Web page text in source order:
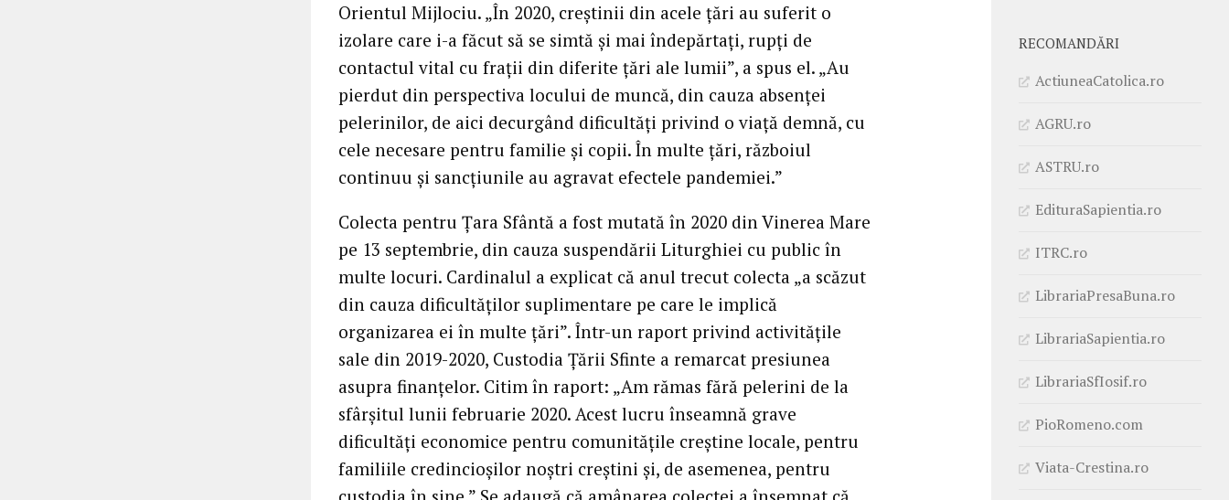
Orientul Mijlociu. „În 2020, creștinii din acele țări au suferit o
izolare care i-a făcut să se simtă și mai îndepărtați, rupți de
contactul vital cu frații din diferite țări ale lumii”, a spus el. „Au
pierdut din perspectiva locului de muncă, din cauza absenței
pelerinilor, de aici decurgând dificultăți privind o viață demnă, cu
cele necesare pentru familie și copii. În multe țări, războiul
continuu și sancțiunile au agravat efectele pandemiei.”
Colecta pentru Țara Sfântă a fost mutată în 2020 din Vinerea Mare
pe 13 septembrie, din cauza suspendării Liturghiei cu public în
multe locuri. Cardinalul a explicat că anul trecut colecta „a scăzut
din cauza dificultăților suplimentare pe care le implică
organizarea ei în multe țări”. Într-un raport privind activitățile
sale din 2019-2020, Custodia Țării Sfinte a remarcat presiunea
asupra finanțelor. Citim în raport: „Am rămas fără pelerini de la
sfârșitul lunii februarie 2020. Acest lucru înseamnă grave
dificultăți economice pentru comunitățile creștine locale, pentru
familiile credincioșilor noștri creștini și, de asemenea, pentru
RECOMANDĂRI
ActiuneaCatolica.ro
AGRU.ro
ASTRU.ro
EdituraSapientia.ro
ITRC.ro
LibrariaPresaBuna.ro
LibrariaSapientia.ro
LibrariaSfIosif.ro
PioRomeno.com
Viata-Crestina.ro